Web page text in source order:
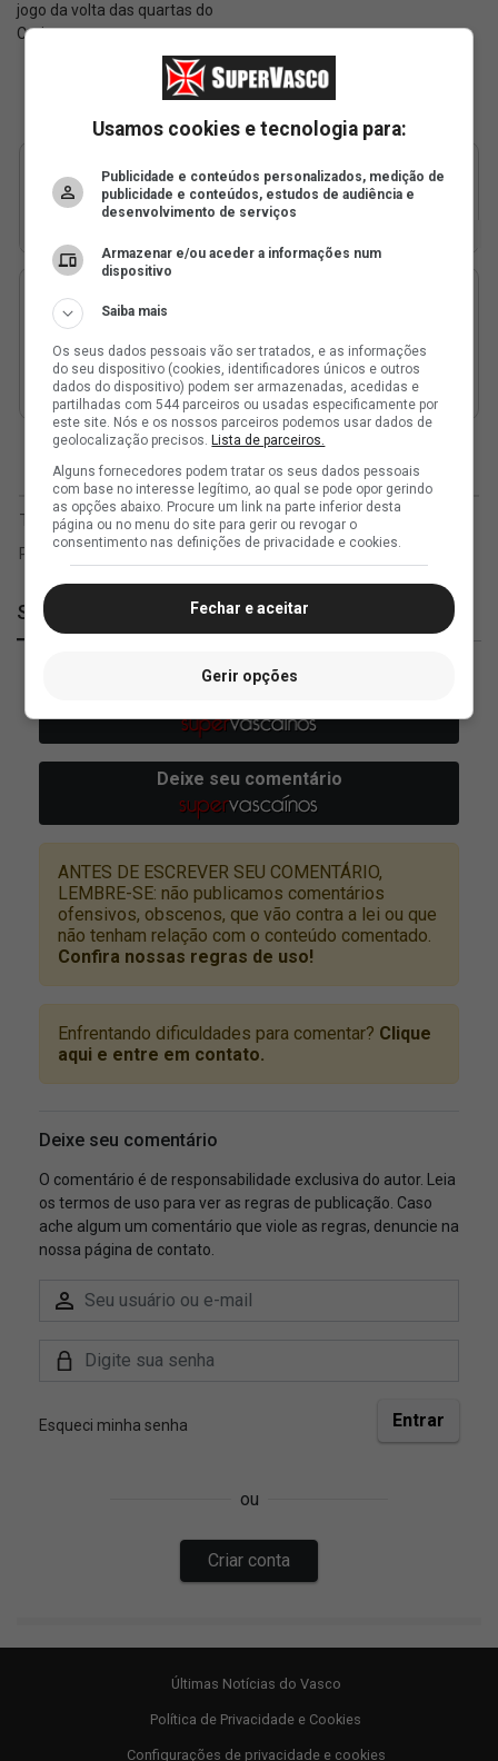
jogo da volta das quartas do
Carioca
SuperVasco
Últimas Notícias do Vasco
Política de Privacidade e Cookies
Configurações de privacidade e cookies
Usamos cookies e tecnologia para:
Publicidade e conteúdos personalizados, medição de
publicidade e conteúdos, estudos de audiência e
desenvolvimento de serviços
Armazenar e/ou aceder a informações num
dispositivo
Saiba mais
Os seus dados pessoais vão ser tratados, e as informações
do seu dispositivo (cookies, identificadores únicos e outros
dados do dispositivo) podem ser armazenadas, acedidas e
partilhadas com 544 parceiros ou usadas especificamente por
este site. Nós e os nossos parceiros podemos usar dados de
geolocalização precisos. Lista de parceiros.
Alguns fornecedores podem tratar os seus dados pessoais
com base no interesse legítimo, ao qual se pode opor gerindo
as opções abaixo. Procure um link na parte inferior desta
página ou no menu do site para gerir ou revogar o
consentimento nas definições de privacidade e cookies.
Fechar e aceitar
Gerir opções